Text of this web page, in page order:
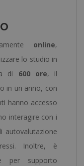
online,
lo studio in
di 600 ore, il
in un anno, con
hanno accesso
interagire con i
autovalutazione
Inoltre, è
per supporto